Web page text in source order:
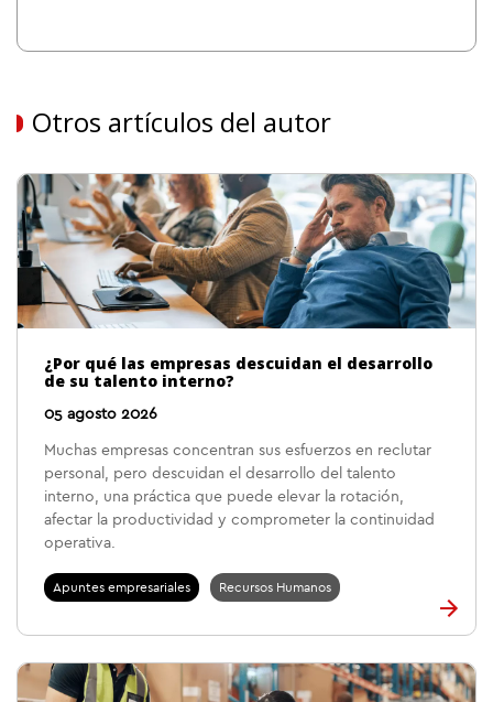
Otros artículos del autor
¿Por qué las empresas descuidan el desarrollo
de su talento interno?
05 agosto 2026
Muchas empresas concentran sus esfuerzos en reclutar
personal, pero descuidan el desarrollo del talento
interno, una práctica que puede elevar la rotación,
afectar la productividad y comprometer la continuidad
operativa.
Apuntes empresariales Recursos Humanos